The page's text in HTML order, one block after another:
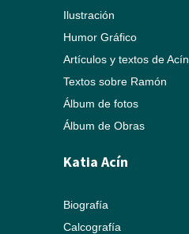
Ilustración
Humor Gráfico
Artículos y textos de Acín
Textos sobre Ramón
Álbum de fotos
Álbum de Obras
Katia Acín
Biografía
Calcografía